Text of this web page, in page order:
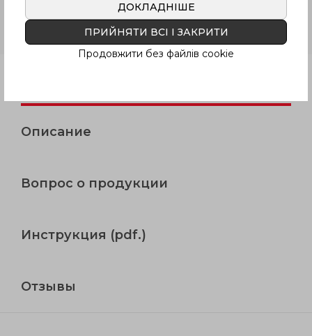
кронштейны цинк пластиковое
покрытие, торцевые крышки
пластик, серый цвет
Описание
Вопрос о продукции
Инструкция (pdf.)
Отзывы
ДОКЛАДНІШЕ
ПРИЙНЯТИ ВСІ І ЗАКРИТИ
Продовжити без файлів cookie